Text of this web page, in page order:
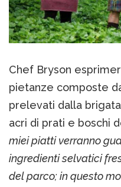
Chef Bryson
pietanze composte
prelevati dalla
acri di prati e boschi
miei piatti verranno
ingredienti selvatici
del parco; in questo